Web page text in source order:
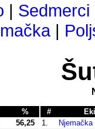
| Sedmerci
|
%
56,25
#
1.
Njemačka